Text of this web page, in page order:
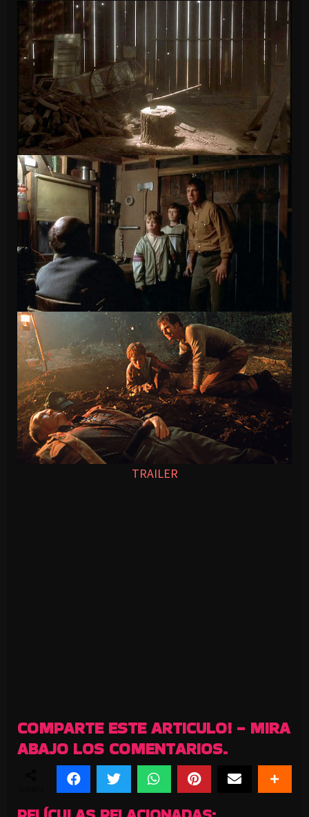
TRAILER
COMPARTE ESTE ARTICULO! - MIRA
ABAJO LOS COMENTARIOS.